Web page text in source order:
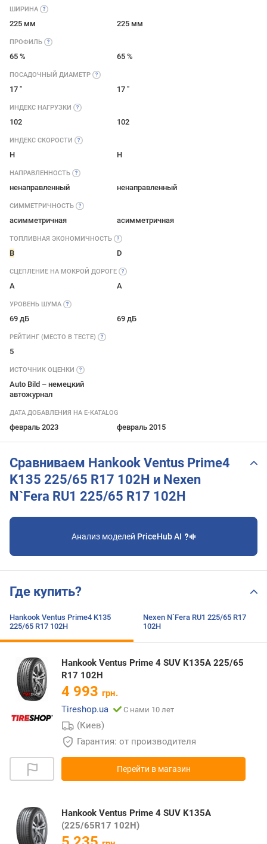
ШИРИНА
225 мм 225 мм
ПРОФИЛЬ
65 % 65 %
ПОСАДОЧНЫЙ ДИАМЕТР
17 " 17 "
ИНДЕКС НАГРУЗКИ
102 102
ИНДЕКС СКОРОСТИ
H H
НАПРАВЛЕННОСТЬ
ненаправленный ненаправленный
СИММЕТРИЧНОСТЬ
асимметричная асимметричная
ТОПЛИВНАЯ ЭКОНОМИЧНОСТЬ
B D
СЦЕПЛЕНИЕ НА МОКРОЙ ДОРОГЕ
A A
УРОВЕНЬ ШУМА
69 дБ 69 дБ
РЕЙТИНГ (МЕСТО В ТЕСТЕ)
5
ИСТОЧНИК ОЦЕНКИ
Auto Bild – немецкий
автожурнал
ДАТА ДОБАВЛЕНИЯ НА E-KATALOG
февраль 2023 февраль 2015
Сравниваем Hankook Ventus Prime4
K135 225/65 R17 102H и Nexen
N`Fera RU1 225/65 R17 102H
Анализ моделей PriceHub AI
Где купить?
Hankook Ventus Prime4 K135
225/65 R17 102H
Nexen N`Fera RU1 225/65 R17
102H
Hankook Ventus Prime 4 SUV K135A 225/65
R17 102H
4 993 грн.
Tireshop.ua
С нами 10 лет
(Киев)
Гарантия: от производителя
Перейти в магазин
Hankook Ventus Prime 4 SUV K135A
(225/65R17 102H)